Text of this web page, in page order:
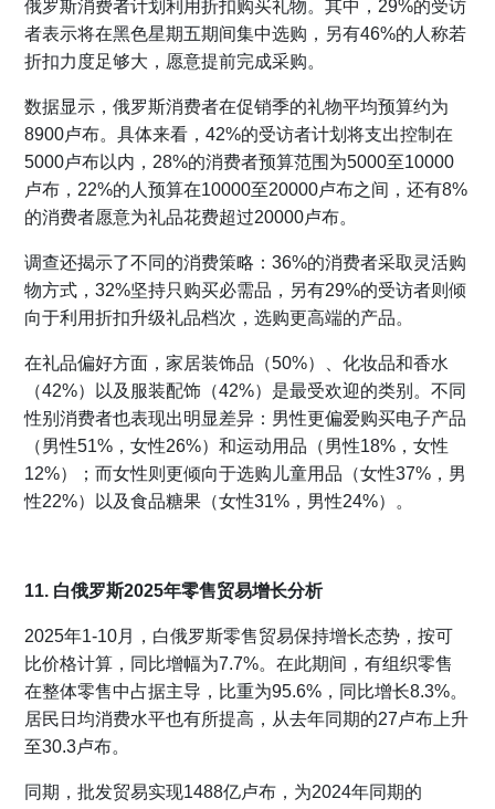
俄罗斯消费者计划利用折扣购买礼物。其中，29%的受访
者表示将在黑色星期五期间集中选购，另有46%的人称若
折扣力度足够大，愿意提前完成采购。
数据显示，俄罗斯消费者在促销季的礼物平均预算约为
8900卢布。具体来看，42%的受访者计划将支出控制在
5000卢布以内，28%的消费者预算范围为5000至10000
卢布，22%的人预算在10000至20000卢布之间，还有8%
的消费者愿意为礼品花费超过20000卢布。
调查还揭示了不同的消费策略：36%的消费者采取灵活购
物方式，32%坚持只购买必需品，另有29%的受访者则倾
向于利用折扣升级礼品档次，选购更高端的产品。
在礼品偏好方面，家居装饰品（50%）、化妆品和香水
（42%）以及服装配饰（42%）是最受欢迎的类别。不同
性别消费者也表现出明显差异：男性更偏爱购买电子产品
（男性51%，女性26%）和运动用品（男性18%，女性
12%）；而女性则更倾向于选购儿童用品（女性37%，男
性22%）以及食品糖果（女性31%，男性24%）。
11. 白俄罗斯2025年零售贸易增长分析
2025年1-10月，白俄罗斯零售贸易保持增长态势，按可
比价格计算，同比增幅为7.7%。在此期间，有组织零售
在整体零售中占据主导，比重为95.6%，同比增长8.3%。
居民日均消费水平也有所提高，从去年同期的27卢布上升
至30.3卢布。
同期，批发贸易实现1488亿卢布，为2024年同期的